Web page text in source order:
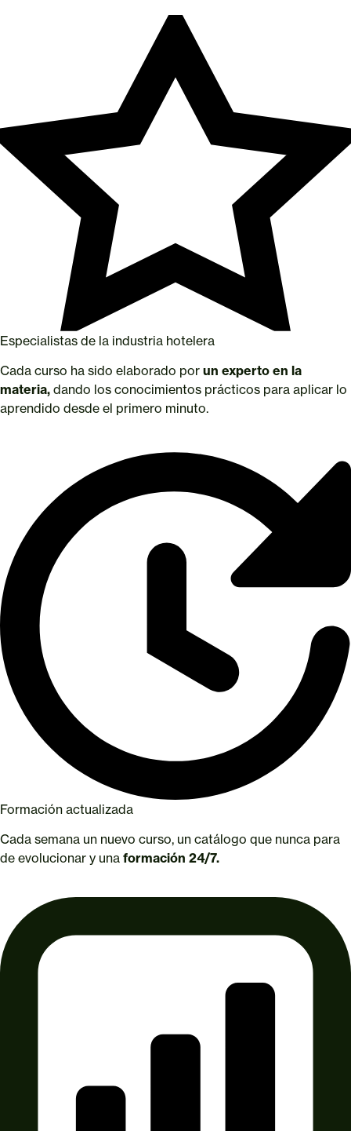
Especialistas de la industria hotelera
Cada curso ha sido elaborado por un experto en la
materia, dando los conocimientos prácticos para aplicar lo
aprendido desde el primero minuto.
Formación actualizada
Cada semana un nuevo curso, un catálogo que nunca para
de evolucionar y una formación 24/7.